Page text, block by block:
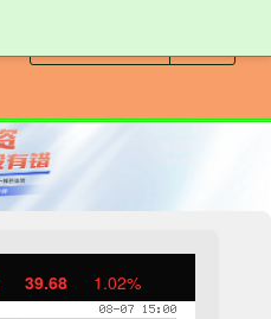
39.68 1.02%